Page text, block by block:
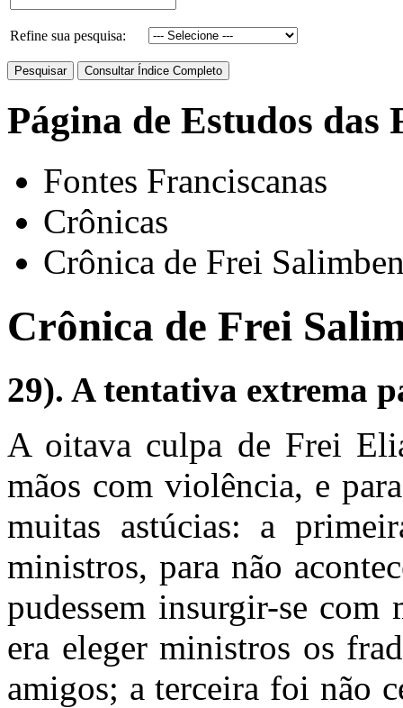
Refine sua pesquisa:
Página de Estudos das
Fontes Franciscanas
Crônicas
Crônica de Frei
Crônica de Frei
29). A tentativa extrema
A oitava culpa de Frei
mãos com violência, e
muitas astúcias: a
ministros, para não
pudessem insurgir-se com
era eleger ministros os
amigos; a terceira foi não